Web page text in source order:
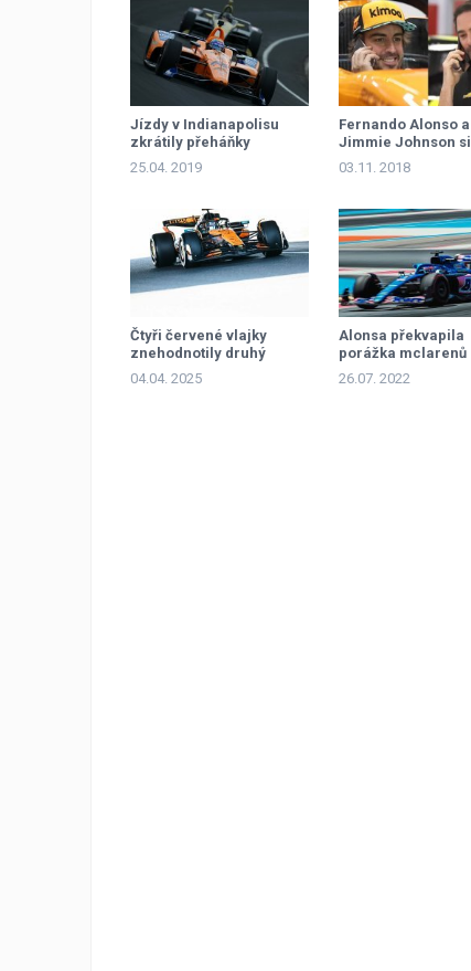
Jízdy v Indianapolisu
zkrátily přeháňky
25.04. 2019
Fernando Alonso a
Jimmie Johnson si
vymění vozy
03.11. 2018
Čtyři červené vlajky
znehodnotily druhý
trénink
04.04. 2025
Alonsa překvapila
porážka mclarenů
26.07. 2022